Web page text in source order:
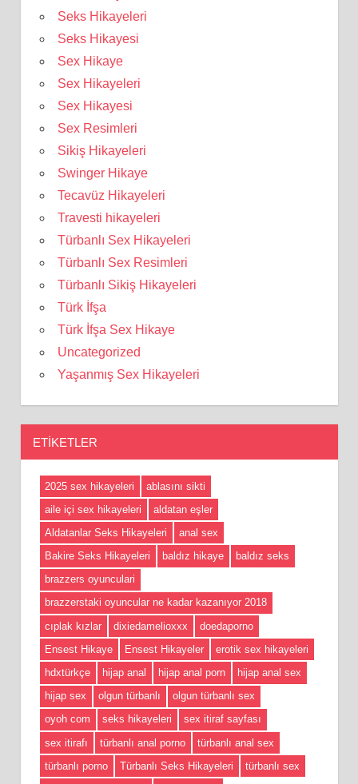
Seks Hikayeleri
Seks Hikayesi
Sex Hikaye
Sex Hikayeleri
Sex Hikayesi
Sex Resimleri
Sikiş Hikayeleri
Swinger Hikaye
Tecavüz Hikayeleri
Travesti hikayeleri
Türbanlı Sex Hikayeleri
Türbanlı Sex Resimleri
Türbanlı Sikiş Hikayeleri
Türk İfşa
Türk İfşa Sex Hikaye
Uncategorized
Yaşanmış Sex Hikayeleri
ETIKETLER
2025 sex hikayeleri
ablasını sikti
aile içi sex hikayeleri
aldatan eşler
Aldatanlar Seks Hikayeleri
anal sex
Bakire Seks Hikayeleri
baldız hikaye
baldız seks
brazzers oyunculari
brazzerstaki oyuncular ne kadar kazanıyor 2018
cıplak kızlar
dixiedamelioxxx
doedaporno
Ensest Hikaye
Ensest Hikayeler
erotik sex hikayeleri
hdxtürkçe
hijap anal hijap anal porn
hijap anal sex
hijap sex
olgun türbanlı
olgun türbanlı sex
oyoh com
seks hikayeleri
sex itiraf sayfası
sex itirafı
türbanlı anal porno
türbanlı anal sex
türbanlı porno
Türbanlı Seks Hikayeleri
türbanlı sex